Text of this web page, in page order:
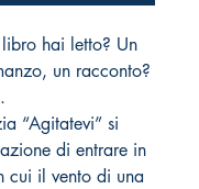
hai letto? Un
un racconto?
“Agitatevi” si
di entrare in
cui il vento di una